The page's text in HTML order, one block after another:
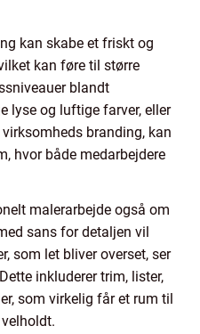
kan skabe et friskt og
kan føre til større
blandt
lyse og luftige farver, eller
branding, kan
hvor både medarbejdere
malerarbejde også om
sans for detaljen vil
som let bliver overset, ser
inkluderer trim, lister,
som virkelig får et rum til